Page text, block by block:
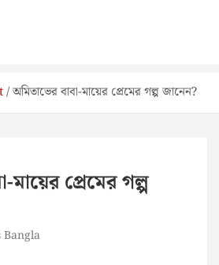
অমিতাভের বাবা-মায়ের প্রেমের গল্প জানেন?
মায়ের প্রেমের গল্প
Bangla